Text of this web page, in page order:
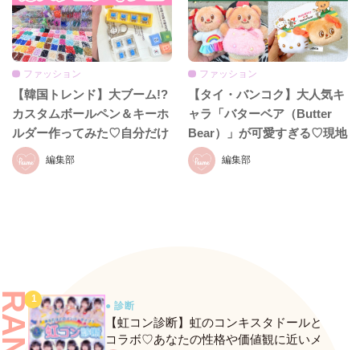
編集部
ファッション
【韓国トレンド】大ブーム!?
カスタムボールペン＆キーホ
ルダー作ってみた♡自分だけ
のオリジナル雑貨が可愛すぎ
る！
編集部
ファッション
【タイ・バンコク】大人気キ
ャラ「バターベア（Butter
Bear）」が可愛すぎる♡現地
で楽しむ最新トレンドカフェ
＆グッズまとめ
● 診断
【虹コン診断】虹のコンキスタドールと
コラボ♡あなたの性格や価値観に近いメ